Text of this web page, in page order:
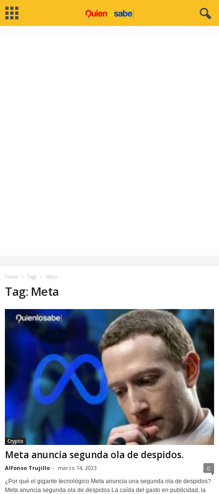
Home Tags Meta
Tag: Meta
Crypto
Meta anuncia segunda ola de despidos.
Alfonso Trujillo - marzo 14, 2023 0
¿Por qué el gigante tecnológico Meta anuncia una segunda ola de despidos?
Meta anuncia segunda ola de despidos La caída del gasto en publicidad, la